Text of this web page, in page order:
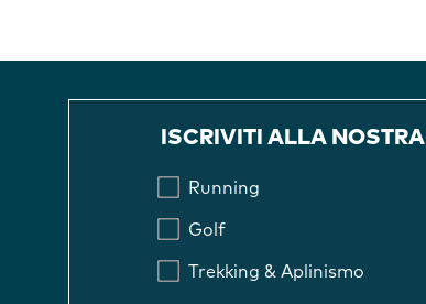
ISCRIVITI ALLA
Running
Golf
Trekking & Aplinismo